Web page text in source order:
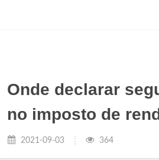
Onde declarar
no imposto de
2021-09-03 364